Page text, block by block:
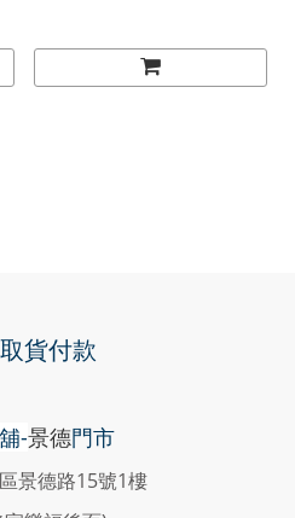
貨付款
-景德門市
景德路15號1樓